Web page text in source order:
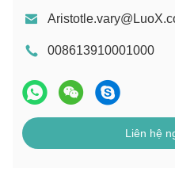
008613910001000
Liên hệ